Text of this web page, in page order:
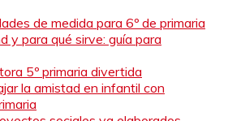
de medida para 6º de primaria
y para qué sirve: guía para
5º primaria divertida
la amistad en infantil con